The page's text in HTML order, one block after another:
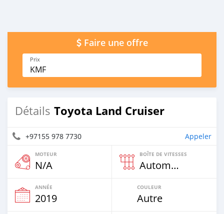
Faire une offre
Prix
KMF
Détails Toyota Land Cruiser
+97155 978 7730 Appeler
MOTEUR
N/A
BOÎTE DE VITESSES
Automatique
ANNÉE
2019
COULEUR
Autre